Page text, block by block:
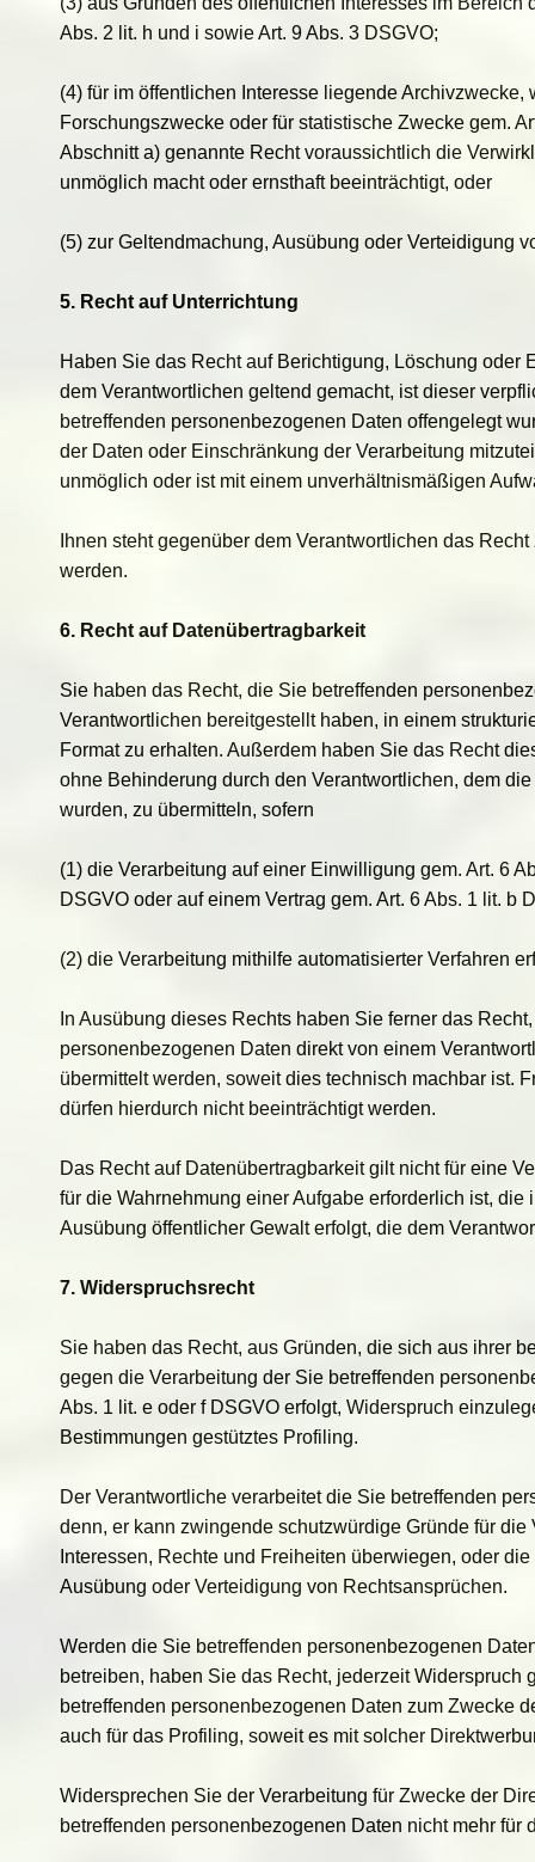
Abs. 2 lit. h und i sowie Art. 9 Abs. 3 DSGVO;
(4) für im öffentlichen Interesse liegende
Forschungszwecke oder für statistische Zwecke gem.
Abschnitt a) genannte Recht voraussichtlich die
unmöglich macht oder ernsthaft beeinträchtigt, oder
(5) zur Geltendmachung, Ausübung oder Verteidigung
5. Recht auf Unterrichtung
Haben Sie das Recht auf Berichtigung, Löschung oder
dem Verantwortlichen geltend gemacht, ist dieser
betreffenden personenbezogenen Daten offengelegt
der Daten oder Einschränkung der Verarbeitung
unmöglich oder ist mit einem unverhältnismäßigen
Ihnen steht gegenüber dem Verantwortlichen das
werden.
6. Recht auf Datenübertragbarkeit
Sie haben das Recht, die Sie betreffenden
Verantwortlichen bereitgestellt haben, in einem
Format zu erhalten. Außerdem haben Sie das Recht
ohne Behinderung durch den Verantwortlichen, dem
wurden, zu übermitteln, sofern
(1) die Verarbeitung auf einer Einwilligung gem. Art. 6
DSGVO oder auf einem Vertrag gem. Art. 6 Abs. 1 lit. b
(2) die Verarbeitung mithilfe automatisierter Verfahren
In Ausübung dieses Rechts haben Sie ferner das
personenbezogenen Daten direkt von einem
übermittelt werden, soweit dies technisch machbar ist.
dürfen hierdurch nicht beeinträchtigt werden.
Das Recht auf Datenübertragbarkeit gilt nicht für eine
für die Wahrnehmung einer Aufgabe erforderlich ist,
Ausübung öffentlicher Gewalt erfolgt, die dem
7. Widerspruchsrecht
Sie haben das Recht, aus Gründen, die sich aus ihrer
gegen die Verarbeitung der Sie betreffenden
Abs. 1 lit. e oder f DSGVO erfolgt, Widerspruch
Bestimmungen gestütztes Profiling.
Der Verantwortliche verarbeitet die Sie betreffenden
denn, er kann zwingende schutzwürdige Gründe für
Interessen, Rechte und Freiheiten überwiegen, oder
Ausübung oder Verteidigung von Rechtsansprüchen.
Werden die Sie betreffenden personenbezogenen
betreiben, haben Sie das Recht, jederzeit Widerspruch
betreffenden personenbezogenen Daten zum Zwecke
auch für das Profiling, soweit es mit solcher
Widersprechen Sie der Verarbeitung für Zwecke der
betreffenden personenbezogenen Daten nicht mehr für